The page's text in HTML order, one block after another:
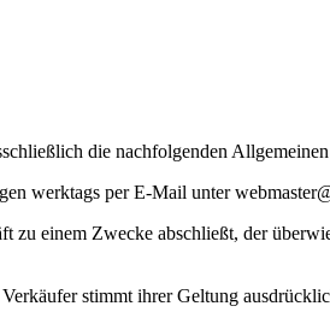
die nachfolgenden
werktags per E-Mail unter
zu einem Zwecke abschließt, der
stimmt ihrer Geltung